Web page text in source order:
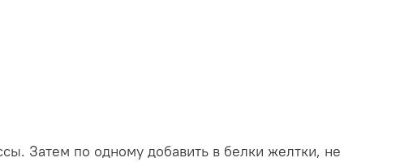
Затем по одному добавить в белки желтки, не